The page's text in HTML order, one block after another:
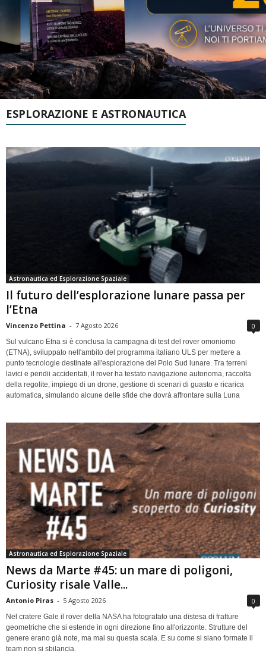
ESPLORAZIONE E ASTRONAUTICA
Astronautica ed Esplorazione Spaziale
Il futuro dell’esplorazione lunare passa per
l’Etna
Vincenzo Pettina - 7 Agosto 2026 0
Sul vulcano Etna si è conclusa la campagna di test del rover omoniomo
(ETNA), sviluppato nell'ambito del programma italiano ULS per mettere a
punto tecnologie destinate all'esplorazione del Polo Sud lunare. Tra terreni
lavici e pendii accidentati, il rover ha testato navigazione autonoma, raccolta
della regolite, impiego di un drone, gestione di scenari di guasto e ricarica
automatica, simulando alcune delle sfide che dovrà affrontare sulla Luna
Astronautica ed Esplorazione Spaziale
News da Marte #45: un mare di poligoni,
Curiosity risale Valle...
Antonio Piras - 5 Agosto 2026 0
Nel cratere Gale il rover della NASA ha fotografato una distesa di fratture
geometriche che si estende in ogni direzione fino all'orizzonte. Strutture del
genere erano già note, ma mai su questa scala. E su come si siano formate il
team non si sbilancia.